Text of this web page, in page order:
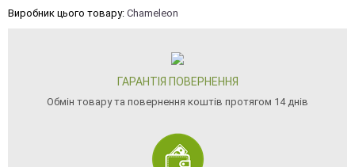
Виробник цього товару: Chameleon
ГАРАНТІЯ ПОВЕРНЕННЯ
Обмін товару та повернення коштів протягом 14 днів